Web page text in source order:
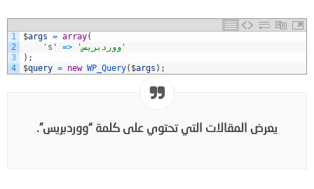
1
2
3
4
$args = array(
's'
=>
'ووردبريس'
) ;
$query = new WP_Query( $args ) ;
يعرض المقالات التي تحتوي على كلمة “ووردبريس”.